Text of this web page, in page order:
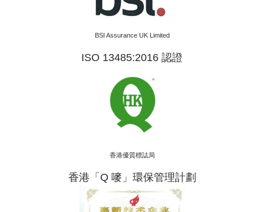
BSI Assurance UK Limited
ISO 13485:2016 認證
香港優質標誌局
香港「Q 嘜」環保管理計劃